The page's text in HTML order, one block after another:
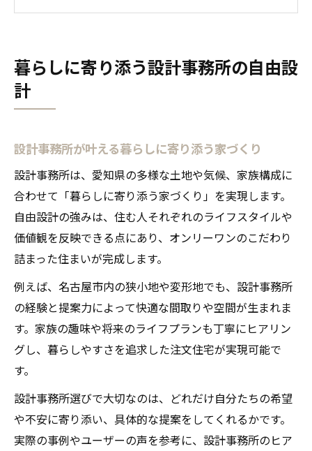
こだわり満載の家づくりを叶える秘訣
自由設計で叶える自分だけの住まいの魅力
オンリーワンの家づくりを深掘りする設計
事務所
設計事務所が提案する細部へのこだわり実
例
家族の価値観を活かす自由設計のポイント
設計事務所なら理想の住まいが実現する理由
設計事務所だからできる柔軟な住まいづく
り
自由設計で理想を形にする設計事務所の力
提案
設計事務所が実現する唯一無二の家づくり
豊富な経験が生きる設計事務所の自由設計
暮らしに寄り添う設計事務所の自由設
計
設計事務所が叶える暮らしに寄り添う家づくり
設計事務所は、愛知県の多様な土地や気候、家族構成に
合わせて「暮らしに寄り添う家づくり」を実現します。
自由設計の強みは、住む人それぞれのライフスタイルや
価値観を反映できる点にあり、オンリーワンのこだわり
詰まった住まいが完成します。
例えば、名古屋市内の狭小地や変形地でも、設計事務所
の経験と提案力によって快適な間取りや空間が生まれま
す。家族の趣味や将来のライフプランも丁寧にヒアリン
グし、暮らしやすさを追求した注文住宅が実現可能で
す。
設計事務所選びで大切なのは、どれだけ自分たちの希望
や不安に寄り添い、具体的な提案をしてくれるかです。
実際の事例やユーザーの声を参考に、設計事務所のヒア